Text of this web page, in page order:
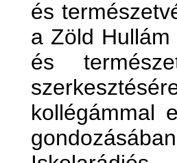
és
a Zöld
és
kollégámmal